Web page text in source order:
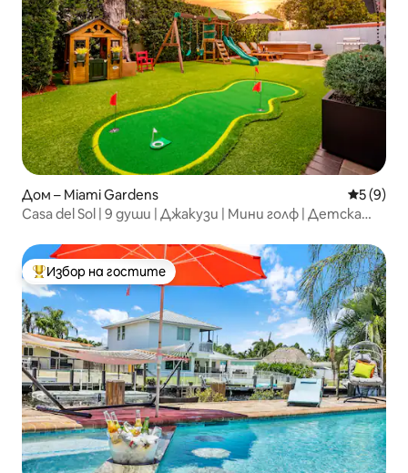
Дом – Miami Gardens Средна
5 (9)
Casa del Sol | 9 души | Джакузи | Мини голф | Детска
Най-популярен избор на гостите
Избор на гостите